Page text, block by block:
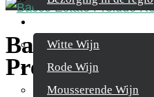
Witte Wijn
Rode Wijn
Mousserende Wijn
Bacco Estate
Prelude